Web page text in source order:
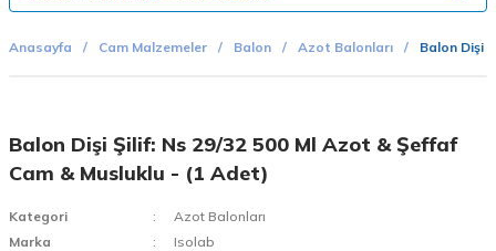
Anasayfa Cam Malzemeler Balon Azot Balonları Balon Dişi
Balon Dişi Şilif: Ns 29/32 500 Ml Azot & Şeffaf
Cam & Musluklu - (1 Adet)
Kategori
Azot Balonları
Marka
Isolab